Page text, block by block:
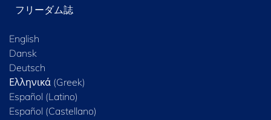
フリーダム誌
English
Dansk
Deutsch
Ελληνικά (Greek)
Español (Latino)
Español (Castellano)